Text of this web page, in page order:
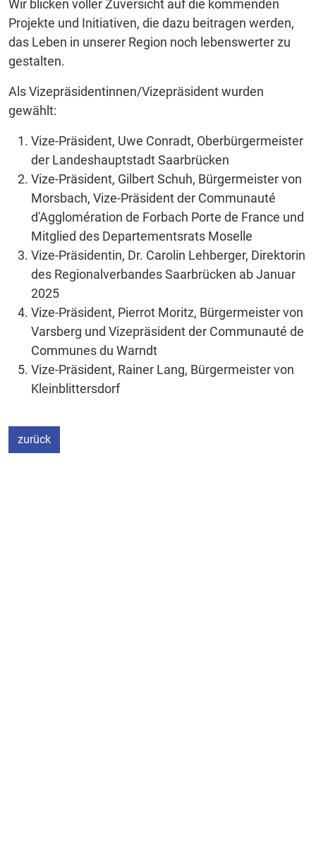
Wir blicken voller Zuversicht auf die kommenden
Projekte und Initiativen, die dazu beitragen werden,
das Leben in unserer Region noch lebenswerter zu
gestalten.
Als Vizepräsidentinnen/Vizepräsident wurden
gewählt:
Vize-Präsident, Uwe Conradt, Oberbürgermeister
der Landeshauptstadt Saarbrücken
Vize-Präsident, Gilbert Schuh, Bürgermeister von
Morsbach, Vize-Präsident der Communauté
d'Agglomération de Forbach Porte de France und
Mitglied des Departementsrats Moselle
Vize-Präsidentin, Dr. Carolin Lehberger, Direktorin
des Regionalverbandes Saarbrücken ab Januar
2025
Vize-Präsident, Pierrot Moritz, Bürgermeister von
Varsberg und Vizepräsident der Communauté de
Communes du Warndt
Vize-Präsident, Rainer Lang, Bürgermeister von
Kleinblittersdorf
zurück